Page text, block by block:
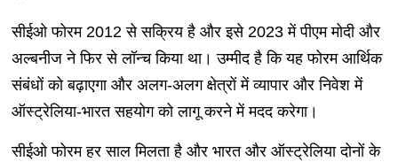
सीईओ फोरम 2012 से सक्रिय है और इसे 2023 में पीएम मोदी और
अल्बनीज ने फिर से लॉन्च किया था। उम्मीद है कि यह फोरम आर्थिक
संबंधों को बढ़ाएगा और अलग-अलग क्षेत्रों में व्यापार और निवेश में
ऑस्ट्रेलिया-भारत सहयोग को लागू करने में मदद करेगा।
सीईओ फोरम हर साल मिलता है और भारत और ऑस्ट्रेलिया दोनों के